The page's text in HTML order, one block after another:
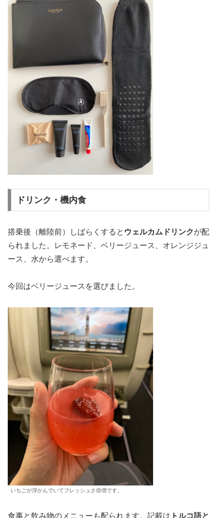
ドリンク・機内食
搭乗後（離陸前）しばらくすると ウェルカムドリンクが配
られました。レモネード、ベリージュース、オレンジジュ
ース、水から選べます。
今回はベリージュースを選びました。
いちごが浮かんでいてフレッシュさ倍増です。
食事と飲み物のメニューも配られます。記載は トルコ語と